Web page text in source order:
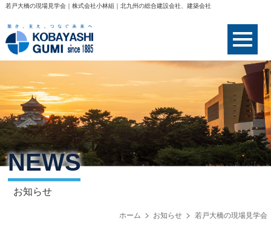
若戸大橋の現場見学会｜株式会社小林組｜北九州の総合建設会社、建築会社
NEWS
お知らせ
ホーム お知らせ 若戸大橋の現場見学会